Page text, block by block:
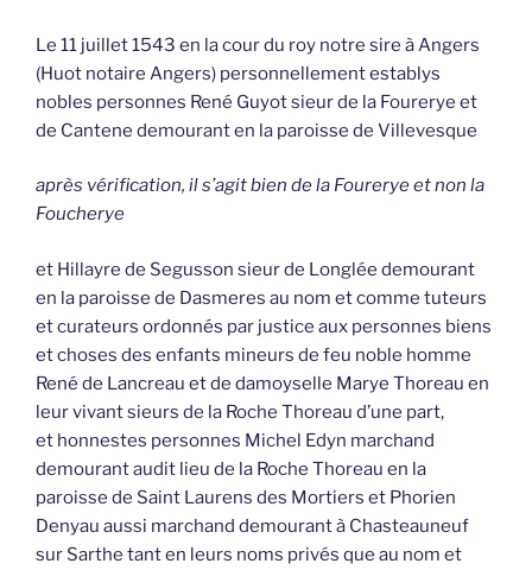
Le 11 juillet 1543 en la cour du roy notre sire à Angers
(Huot notaire Angers) personnellement establys
nobles personnes René Guyot sieur de la Fourerye et
de Cantene demourant en la paroisse de Villevesque
après vérification, il s’agit bien de la Fourerye et non la
Foucherye
et Hillayre de Segusson sieur de Longlée demourant
en la paroisse de Dasmeres au nom et comme tuteurs
et curateurs ordonnés par justice aux personnes biens
et choses des enfants mineurs de feu noble homme
René de Lancreau et de damoyselle Marye Thoreau en
leur vivant sieurs de la Roche Thoreau d’une part,
et honnestes personnes Michel Edyn marchand
demourant audit lieu de la Roche Thoreau en la
paroisse de Saint Laurens des Mortiers et Phorien
Denyau aussi marchand demourant à Chasteauneuf
sur Sarthe tant en leurs noms privés que au nom et